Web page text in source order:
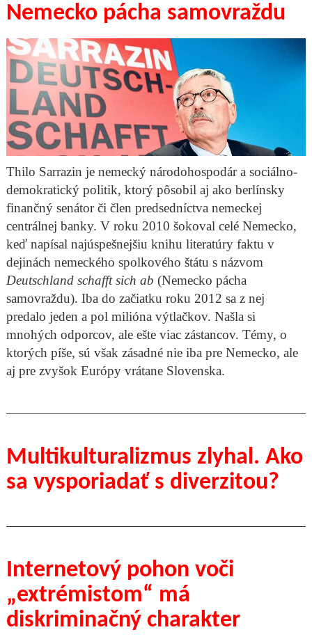
Nemecko pácha samovraždu
Thilo Sarrazin je nemecký národohospodár a sociálno-
demokratický politik, ktorý pôsobil aj ako berlínsky
finančný senátor či člen predsedníctva nemeckej
centrálnej banky. V roku 2010 šokoval celé Nemecko,
keď napísal najúspešnejšiu knihu literatúry faktu v
dejinách nemeckého spolkového štátu s názvom
Deutschland schafft sich ab (Nemecko pácha
samovraždu). Iba do začiatku roku 2012 sa z nej
predalo jeden a pol milióna výtlačkov. Našla si
mnohých odporcov, ale ešte viac zástancov. Témy, o
ktorých píše, sú však zásadné nie iba pre Nemecko, ale
aj pre zvyšok Európy vrátane Slovenska.
Multikulturalizmus zlyhal. Ako
sa vysporiadať s diverzitou?
Internetový pohon voči
„extrémistom“ má
diskriminačný charakter